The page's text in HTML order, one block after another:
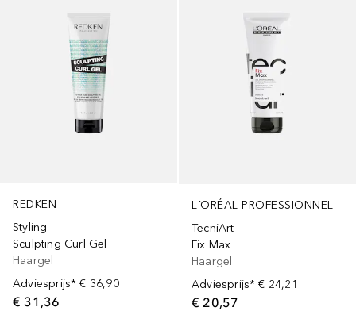
REDKEN
Styling
Sculpting Curl Gel
Haargel
Adviesprijs* € 36,90
€ 31,36
L´ORÉAL PROFESSIONNEL
TecniArt
Fix Max
Haargel
Adviesprijs* € 24,21
€ 20,57